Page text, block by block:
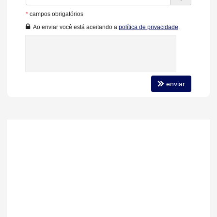
Diferenciais do Empreendimento:
Três pavimentos de garagem com acessos independentes.
Uma vaga com infra para carregamento de carro elétrico por
apartamento.
* campos obrigatórios
Ao enviar você está aceitando a política de privacidade
enviar